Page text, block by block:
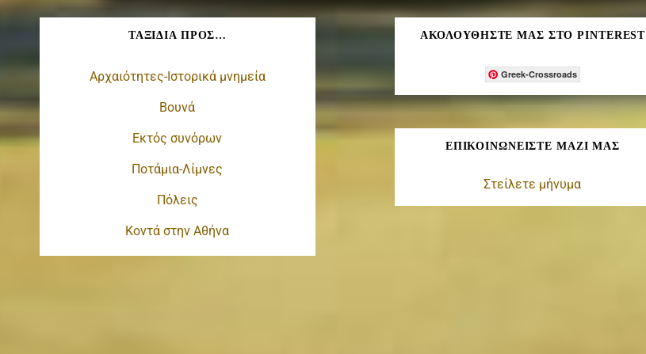
ΤΑΞΊΔΙΑ ΠΡΟΣ…
Αρχαιότητες-Ιστορικά μνημεία
Βουνά
Εκτός συνόρων
Ποτάμια-Λίμνες
Πόλεις
Κοντά στην Αθήνα
ΑΚΟΛΟΥΘΉΣΤΕ ΜΑΣ ΣΤΟ PINTEREST
Greek-Crossroads
ΕΠΙΚΟΙΝΩΝΕΊΣΤΕ ΜΑΖΊ ΜΑΣ
Στείλετε μήνυμα